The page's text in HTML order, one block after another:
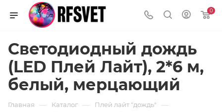
0
Светодиодный дождь
(LED Плей Лайт), 2*6 м,
белый, мерцающий
Главная — Каталог — Плей лайт "дождь" —